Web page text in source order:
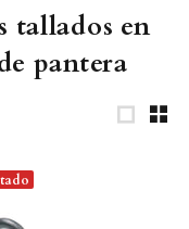
tallados en
pantera